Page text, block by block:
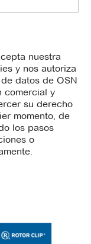
nuestra
y nos autoriza
datos de OSN
comercial y
su derecho
momento, de
los pasos
o